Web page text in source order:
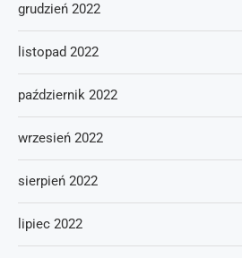
grudzień 2022
listopad 2022
październik 2022
wrzesień 2022
sierpień 2022
lipiec 2022